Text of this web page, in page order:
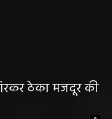
ठेका मजदूर की